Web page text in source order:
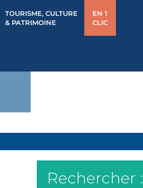
TOURISME, CULTURE
& PATRIMOINE
EN 1
CLIC
Rechercher :